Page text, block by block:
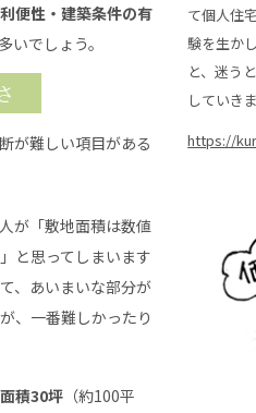
て個人住
験を生か
と、迷う
していきま
https://
便性・建築条件の有
いでしょう。
が難しい項目がある
が「敷地面積は数値
と思ってしまいます
、あいまいな部分が
が、一番難しかったり
積30坪 （約100平